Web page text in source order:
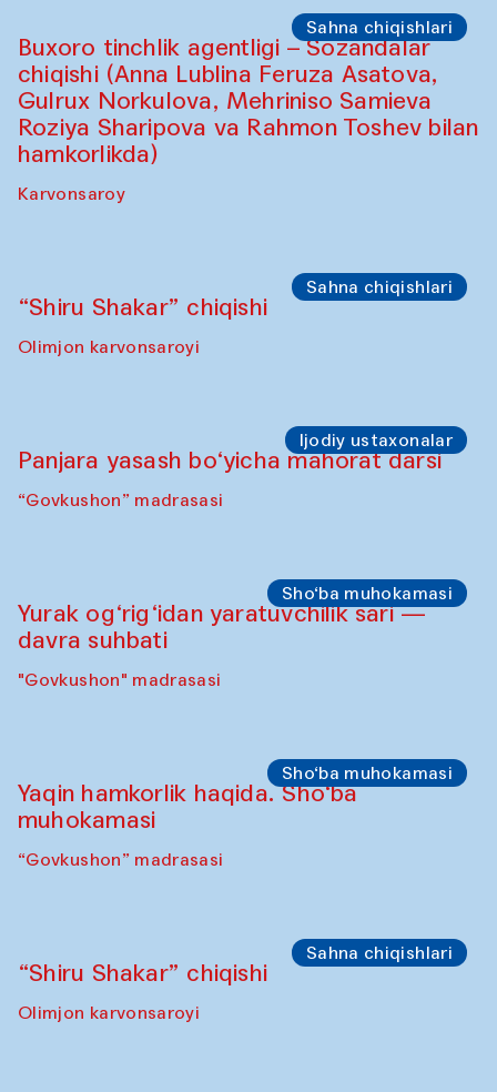
Sahna chiqishlari
Buxoro tinchlik agentligi – Sozandalar
chiqishi (Anna Lublina Feruza Asatova,
Gulrux Norkulova, Mehriniso Samieva
Roziya Sharipova va Rahmon Toshev bilan
hamkorlikda)
Karvonsaroy
Sahna chiqishlari
“Shiru Shakar” chiqishi
Olimjon karvonsaroyi
Ijodiy ustaxonalar
Panjara yasash bo‘yicha mahorat darsi
“Govkushon” madrasasi
Sho‘ba muhokamasi
Yurak og‘rig‘idan yaratuvchilik sari —
davra suhbati
"Govkushon" madrasasi
Sho‘ba muhokamasi
Yaqin hamkorlik haqida. Sho‘ba
muhokamasi
“Govkushon” madrasasi
Sahna chiqishlari
“Shiru Shakar” chiqishi
Olimjon karvonsaroyi